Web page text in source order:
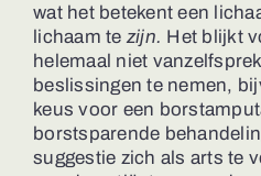
wat het betekent een
lichaam te zijn. Het blijkt
helemaal niet
beslissingen te nemen,
keus voor een
borstsparende
suggestie zich als arts te